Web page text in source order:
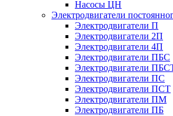
Насосы ЦН
Электродвигатели
Электродвигатели П
Электродвигатели 2П
Электродвигатели 4П
Электродвигатели ПБС
Электродвигатели
Электродвигатели ПС
Электродвигатели ПСТ
Электродвигатели ПМ
Электродвигатели ПБ